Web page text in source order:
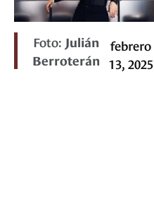
Foto: Julián
Berroterán
febrero
13, 2025